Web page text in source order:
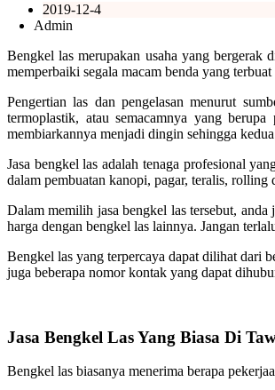
2019-12-4
Admin
Bengkel las merupakan usaha yang bergerak
memperbaiki segala macam benda yang
Pengertian las dan pengelasan menurut
termoplastik, atau semacamnya yang
membiarkannya menjadi dingin sehingga
Jasa bengkel las adalah tenaga profesional
dalam pembuatan kanopi, pagar, teralis,
Dalam memilih jasa bengkel las tersebut,
harga dengan bengkel las lainnya. Jangan
Bengkel las yang terpercaya dapat dilihat dari
juga beberapa nomor kontak yang dapat
Jasa Bengkel Las Yang Biasa Di
Bengkel las biasanya menerima berapa